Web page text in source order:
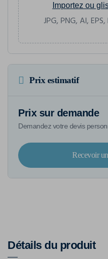
Importez ou
JPG, PNG, AI,
Prix estimatif
Prix sur demande
Demandez votre devis
Recevoir
Détails du produit